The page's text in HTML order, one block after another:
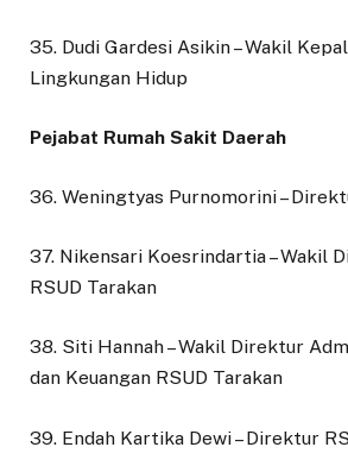
35. Dudi Gardesi Asikin – Wakil
Lingkungan Hidup
Pejabat Rumah Sakit Daerah
36. Weningtyas Purnomorini –
37. Nikensari Koesrindartia – Wakil
RSUD Tarakan
38. Siti Hannah – Wakil Direktur
dan Keuangan RSUD Tarakan
39. Endah Kartika Dewi – Direktur